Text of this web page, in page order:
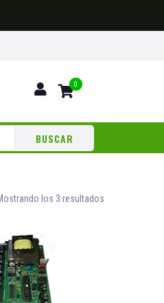
0
BUSCAR
los 3 resultados